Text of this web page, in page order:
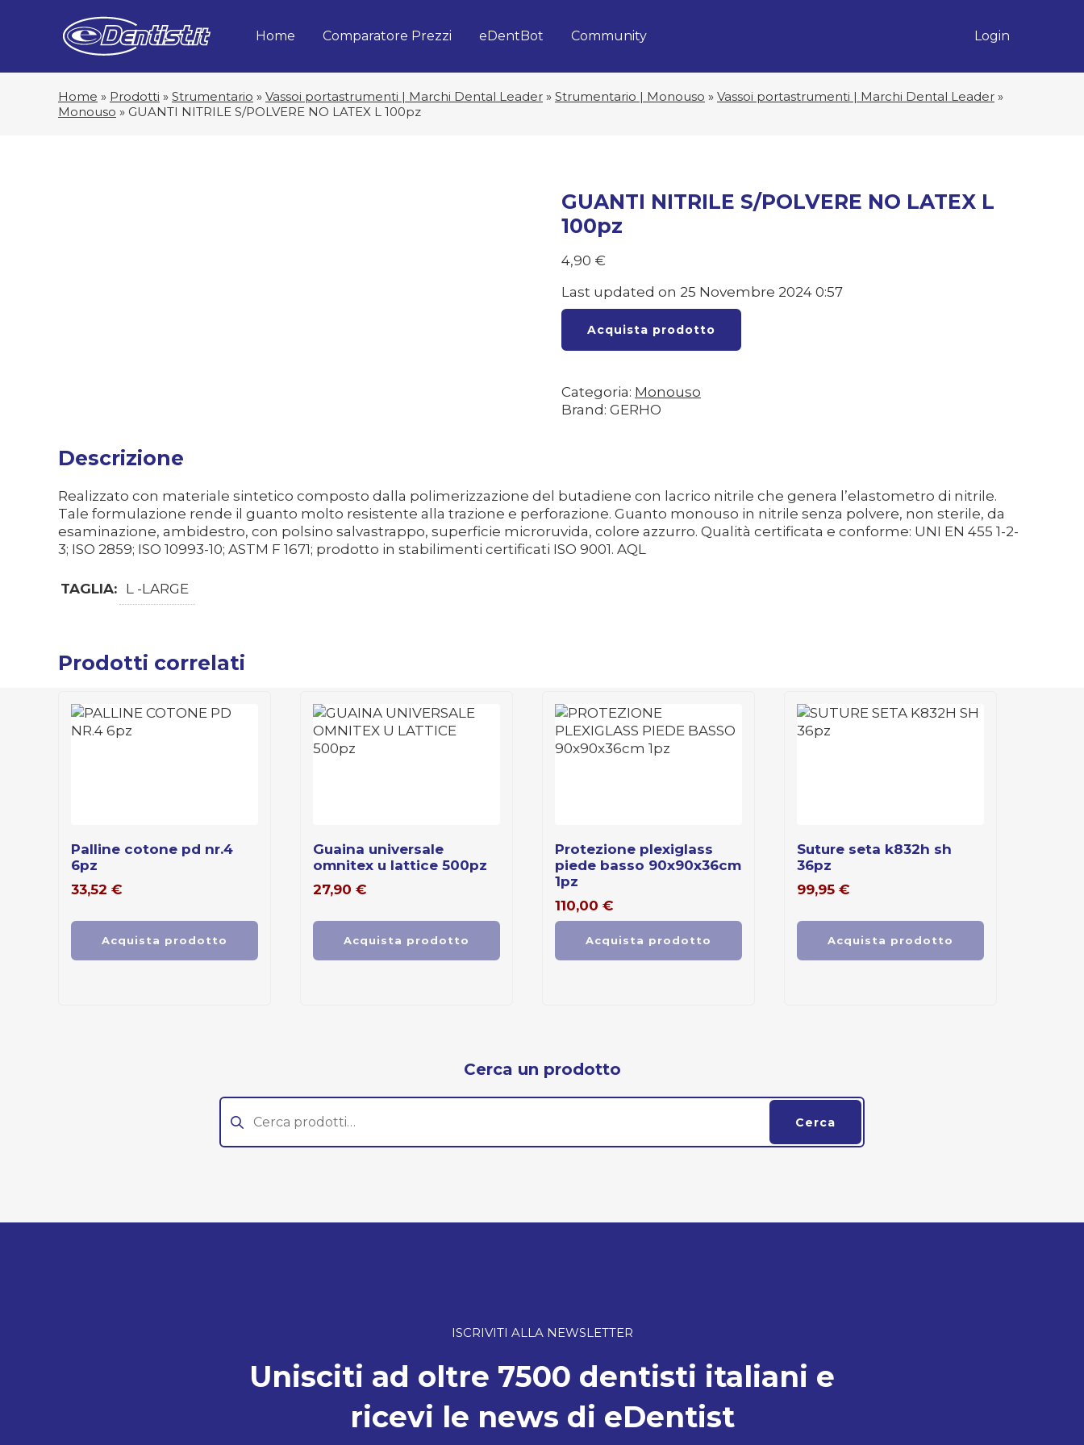
Home Comparatore Prezzi eDentBot Community Login
Home » Prodotti » Strumentario » Vassoi portastrumenti | Marchi Dental Leader » Strumentario | Monouso » Vassoi portastrumenti | Marchi Dental Leader »
Monouso » GUANTI NITRILE S/POLVERE NO LATEX L 100pz
GUANTI NITRILE S/POLVERE NO LATEX L
100pz
4,90 €
Last updated on 25 Novembre 2024 0:57
Acquista prodotto
Categoria: Monouso
Brand: GERHO
Descrizione
Realizzato con materiale sintetico composto dalla polimerizzazione del butadiene con lacrico nitrile che genera l’elastometro di nitrile.
Tale formulazione rende il guanto molto resistente alla trazione e perforazione. Guanto monouso in nitrile senza polvere, non sterile, da
esaminazione, ambidestro, con polsino salvastrappo, superficie microruvida, colore azzurro. Qualità certificata e conforme: UNI EN 455 1-2-
3; ISO 2859; ISO 10993-10; ASTM F 1671; prodotto in stabilimenti certificati ISO 9001. AQL
TAGLIA: L -LARGE
Prodotti correlati
palline cotone pd nr.4
6pz
33,52 €
Acquista prodotto
guaina universale
omnitex u lattice 500pz
27,90 €
Acquista prodotto
protezione plexiglass
piede basso 90x90x36cm
1pz
110,00 €
Acquista prodotto
suture seta k832h sh
36pz
99,95 €
Acquista prodotto
Cerca un prodotto
Cerca:
Cerca
ISCRIVITI ALLA NEWSLETTER
Unisciti ad oltre 7500 dentisti italiani e
ricevi le news di eDentist